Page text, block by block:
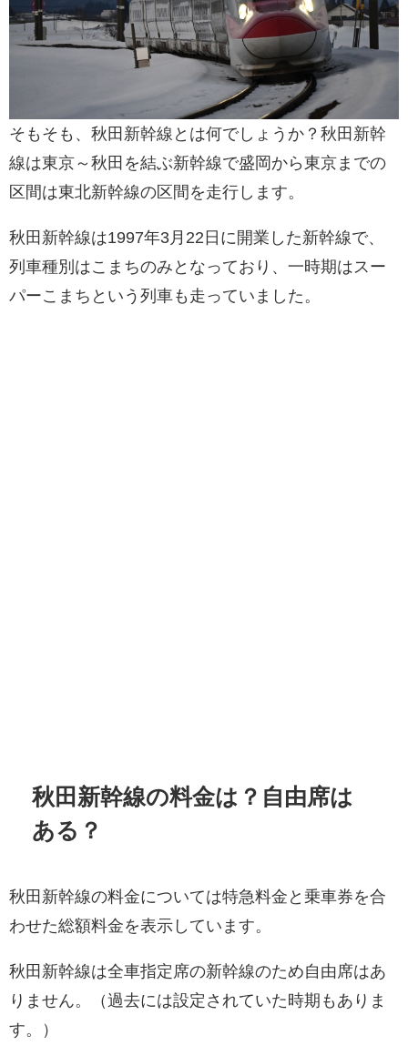
そもそも、秋田新幹線とは何でしょうか？秋田新幹
線は東京～秋田を結ぶ新幹線で盛岡から東京までの
区間は東北新幹線の区間を走行します。
秋田新幹線は1997年3月22日に開業した新幹線で、
列車種別はこまちのみとなっており、一時期はスー
パーこまちという列車も走っていました。
秋田新幹線の料金は？自由席は
ある？
秋田新幹線の料金については特急料金と乗車券を合
わせた総額料金を表示しています。
秋田新幹線は全車指定席の新幹線のため自由席はあ
りません。（過去には設定されていた時期もありま
す。）